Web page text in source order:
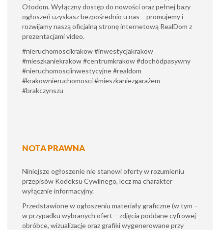
Otodom. Wyłączny dostęp do nowości oraz pełnej bazy
ogłoszeń uzyskasz bezpośrednio u nas – promujemy i
rozwijamy naszą oficjalną stronę internetową RealDom z
prezentacjami video.
#nieruchomoscikrakow #inwestycjakrakow
#mieszkaniekrakow #centrumkrakow #dochódpasywny
#nieruchomosciinwestycyjne #realdom
#krakownieruchomosci #mieszkaniezgarażem
#brakczynszu
NOTA PRAWNA
Niniejsze ogłoszenie nie stanowi oferty w rozumieniu
przepisów Kodeksu Cywilnego, lecz ma charakter
wyłącznie informacyjny.
​Przedstawione w ogłoszeniu materiały graficzne (w tym –
w przypadku wybranych ofert – zdjęcia poddane cyfrowej
obróbce, wizualizacje oraz grafiki wygenerowane przy